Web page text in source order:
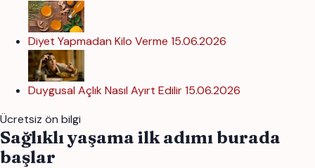
Diyet Yapmadan Kilo Verme 15.06.2026
Duygusal Açlık Nasıl Ayırt Edilir15.06.2026
Ücretsiz ön bilgi
Sağlıklı yaşama ilk adımı burada
başlar